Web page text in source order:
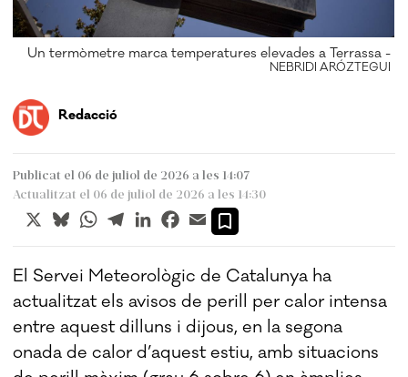
Un termòmetre marca temperatures elevades a Terrassa -
NEBRIDI ARÓZTEGUI
Redacció
Publicat el 06 de juliol de 2026 a les 14:07
Actualitzat el 06 de juliol de 2026 a les 14:30
X BlueskyWhatsApp
TelegramLinkedInFacebook
Email
El Servei Meteorològic de Catalunya ha
actualitzat els avisos de perill per calor intensa
entre aquest dilluns i dijous, en la segona
onada de calor d’aquest estiu, amb situacions